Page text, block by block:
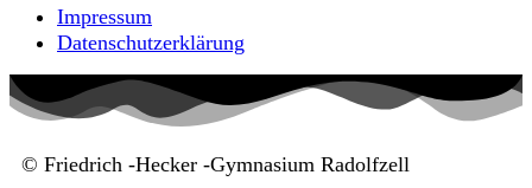
Impressum
Datenschutzerklärung
© Friedrich -Hecker -Gymnasium Radolfzell